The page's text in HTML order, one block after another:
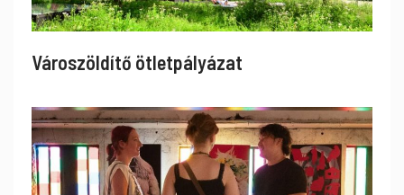
Városzöldítő ötletpályázat